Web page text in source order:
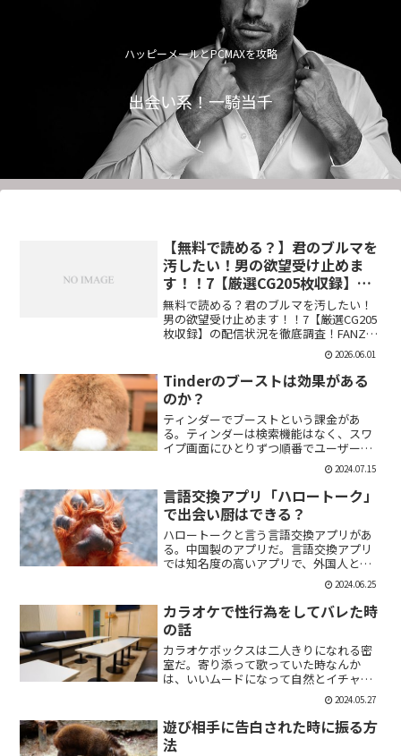
ハッピーメールとPCMAXを攻略
出会い系！一騎当千
【無料で読める？】君のブルマを
汚したい！男の欲望受け止めま
す！！7【厳選CG205枚収録】
【虚構クラブ】
無料で読める？君のブルマを汚したい！
男の欲望受け止めます！！7【厳選CG205
枚収録】の配信状況を徹底調査！FANZA
での販売形式やサンプル視聴、レビュー
評価もまとめています。今すぐチェッ
ク！【d_544876】
2026.06.01
Tinderのブーストは効果がある
のか？
ティンダーでブーストという課金があ
る。ティンダーは検索機能はなく、スワ
イプ画面にひとりずつ順番でユーザーが
表示される。その順番を優先して表示す
ることができる課金がブーストだ。ブー
スト1つ消費で30分間、ブースト2つ消費
で2時間の優先表示がさ...
2024.07.15
言語交換アプリ「ハロートーク」
で出会い厨はできる？
ハロートークと言う言語交換アプリがあ
る。中国製のアプリだ。言語交換アプリ
では知名度の高いアプリで、外国人と知
り合いたい付き合いたいという人にも魅
力的には一見魅力的にうつる。外国人の
恋人欲しいよな。俺もエマワトソンと結
婚してえ。ではハロートー...
2024.06.25
カラオケで性行為をしてバレた時
の話
カラオケボックスは二人きりになれる密
室だ。寄り添って歌っていた時なんか
は、いいムードになって自然とイチャイ
チャしはじめてしまうこともある。俺も
よく出会い系で知り合った人とカラオケ
にいったりする。相手もその気だったり
するから、なんかいいムード...
2024.05.27
遊び相手に告白された時に振る方
法